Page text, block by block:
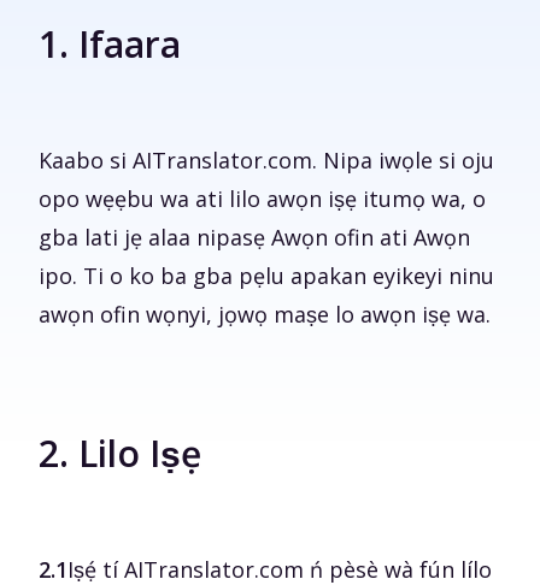
1. Ifaara
Kaabo si AITranslator.com. Nipa iwọle si oju
opo wẹẹbu wa ati lilo awọn iṣẹ itumọ wa, o
gba lati jẹ alaa nipasẹ Awọn ofin ati Awọn
ipo. Ti o ko ba gba pẹlu apakan eyikeyi ninu
awọn ofin wọnyi, jọwọ maṣe lo awọn iṣẹ wa.
2. Lilo Iṣẹ
2.1Iṣẹ́ tí AITranslator.com ń pèsè wà fún lílo